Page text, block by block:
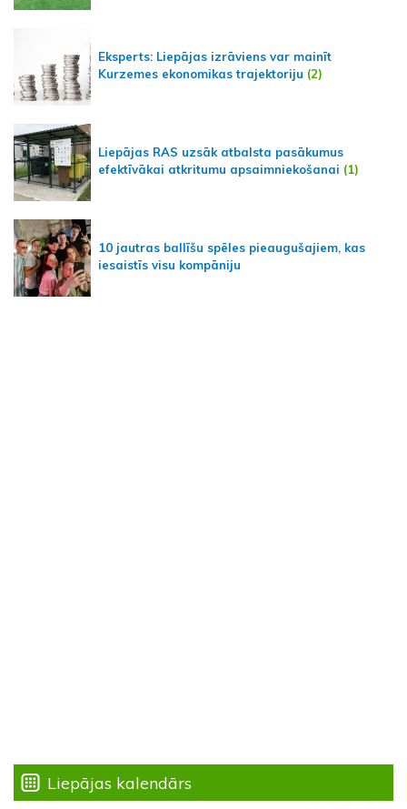
Eksperts: Liepājas izrāviens var mainīt
Kurzemes ekonomikas trajektoriju (2)
Liepājas RAS uzsāk atbalsta pasākumus
efektīvākai atkritumu apsaimniekošanai (1)
10 jautras ballīšu spēles pieaugušajiem, kas
iesaistīs visu kompāniju
Liepājas kalendārs